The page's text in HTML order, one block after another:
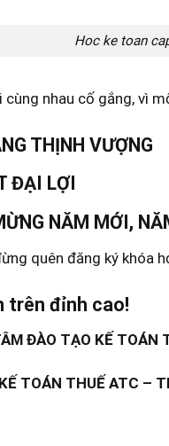
Hoc ke toan
cùng nhau cố gắng, vì
THỊNH VƯỢNG
ĐẠI LỢI
NĂM MỚI,
quên đăng ký khóa
trên đỉnh cao!
ĐÀO TẠO KẾ TOÁN
TOÁN THUẾ ATC –